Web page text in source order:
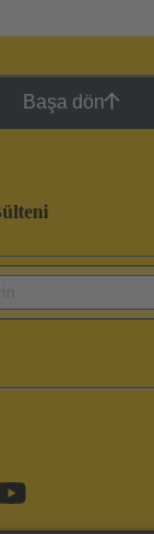
Başa dön